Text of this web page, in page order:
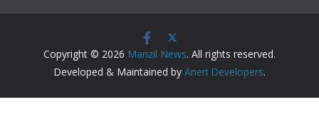
Copyright © 2026 Manzil News. All rights reserved.
Developed & Maintained by Aneri Developers.